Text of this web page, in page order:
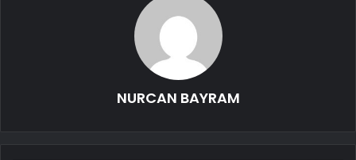
NURCAN BAYRAM